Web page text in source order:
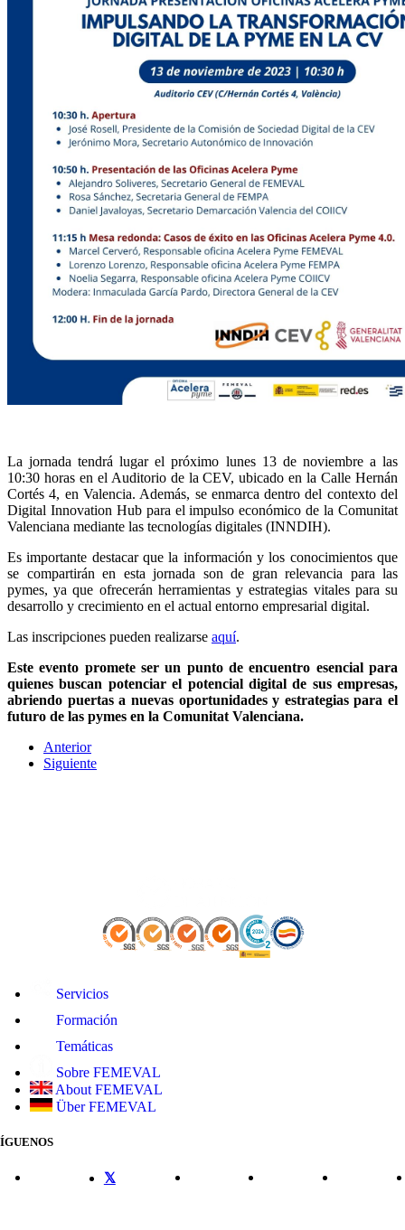
La jornada tendrá lugar el próximo lunes 13 de noviembre a las
10:30 horas en el Auditorio de la CEV, ubicado en la Calle Hernán
Cortés 4, en Valencia. Además, se enmarca dentro del contexto del
Digital Innovation Hub para el impulso económico de la Comunitat
Valenciana mediante las tecnologías digitales (INNDIH).
Es importante destacar que la información y los conocimientos que
se compartirán en esta jornada son de gran relevancia para las
pymes, ya que ofrecerán herramientas y estrategias vitales para su
desarrollo y crecimiento en el actual entorno empresarial digital.
Las inscripciones pueden realizarse aquí.
Este evento promete ser un punto de encuentro esencial para
quienes buscan potenciar el potencial digital de sus empresas,
abriendo puertas a nuevas oportunidades y estrategias para el
futuro de las pymes en la Comunitat Valenciana.
Anterior
Siguiente
Servicios
Formación
Temáticas
Sobre FEMEVAL
About FEMEVAL
Über FEMEVAL